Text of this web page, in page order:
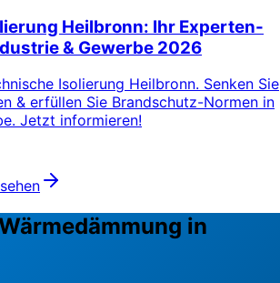
Heilbronn: Ihr Experten-
& Gewerbe 2026
Isolierung Heilbronn. Senken Sie
& erfüllen Sie Brandschutz-Normen in
Jetzt informieren!
in